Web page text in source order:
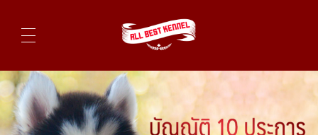
ไซบีเรียนฮัสกี้ ฟาร์มไซบีเรียนที่ดีที่สุดในไทย ติดต่อสอบถาม 0819119104